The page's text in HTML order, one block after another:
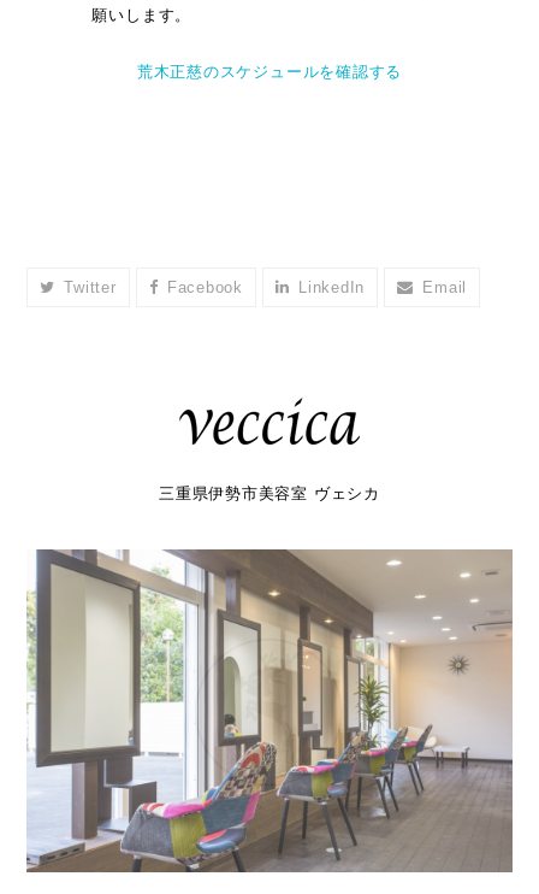
願いします。
荒木正慈のスケジュールを確認する
Twitter Facebook LinkedIn Email
三重県伊勢市美容室 ヴェシカ